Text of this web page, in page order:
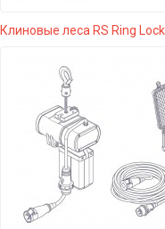
Клиновые леса RS Ring Lock